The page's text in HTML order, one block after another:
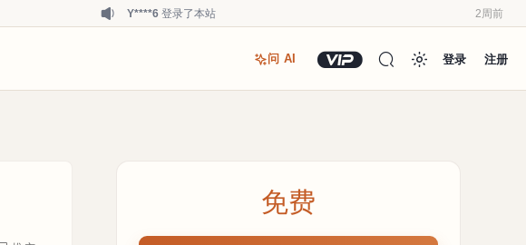
问 AI 登录 注册
Y****6 登录了本站 2周前
3周前
免费